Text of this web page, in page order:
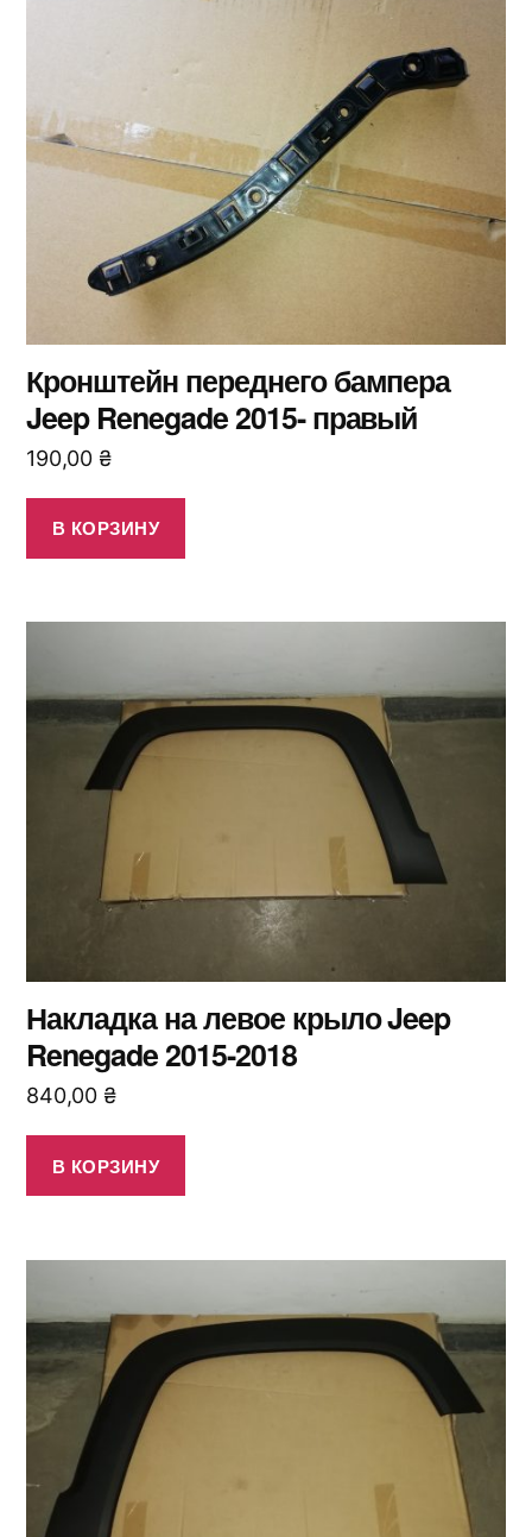
Кронштейн переднего бампера
Jeep Renegade 2015- правый
190,00 ₴
В КОРЗИНУ
Накладка на левое крыло Jeep
Renegade 2015-2018
840,00 ₴
В КОРЗИНУ